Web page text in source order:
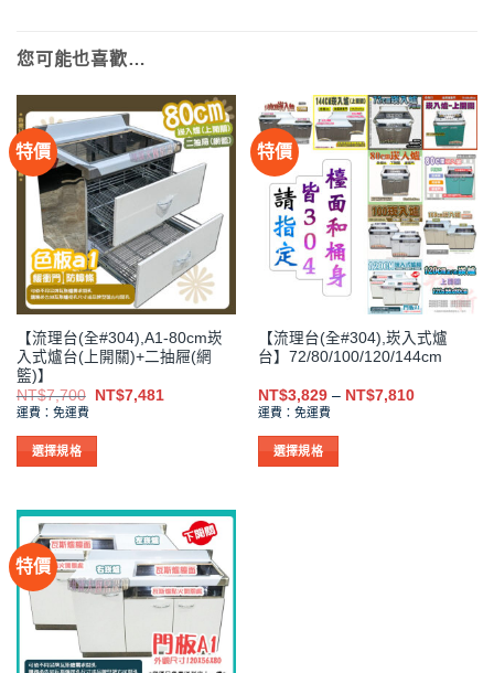
您可能也喜歡…
特價
【流理台(全#304),A1-80cm崁
入式爐台(上開關)+二抽屜(網
籃)】
NT$7,700
原
格：
NT$7,481目
運費：免運費
選擇規格
品
有
多
種
可
特價
【流理台(全#304),崁入式爐
台】72/80/100/120/144cm
NT$3,829 – NT$7,810價
運費：免運費
選擇規格
特價